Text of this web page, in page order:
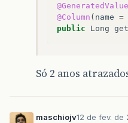
@GeneratedValue
@Column ( name =
public
Long
Só 2 anos
maschiojv12 de fev. de